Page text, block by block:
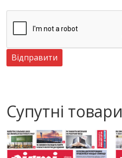
Супутні товари